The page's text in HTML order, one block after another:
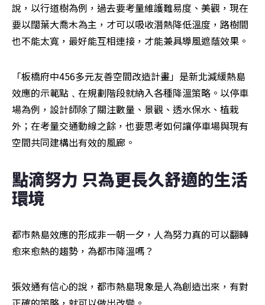
說，以行道樹為例，過去要考量維護難易度、美觀，現在
要以闊葉大喬木為主，才可以吸收潛熱降低溫度，路樹間
也不能太寬，最好能互相連接，才能兼具導風遮蔭效果。
「板橋府中456多元友善空間改造計畫」是新北減緩熱島
效應的示範點﹑在規劃階段就納入各種降溫策略。以停車
場為例，設計師除了關注數量、景觀、透水保水、植栽
外；在考量交通動線之餘，也要思考如何讓停車場與現有
空間共同建構出有效的風廊。
點滴努力 只為更長久舒適的生活
環境
都市熱島效應的形成非一朝一夕，人為努力真的可以翻轉
愈來愈熱的趨勢，為都市降溫嗎？
張效通有信心的說，都市熱島現象是人為創造出來，有對